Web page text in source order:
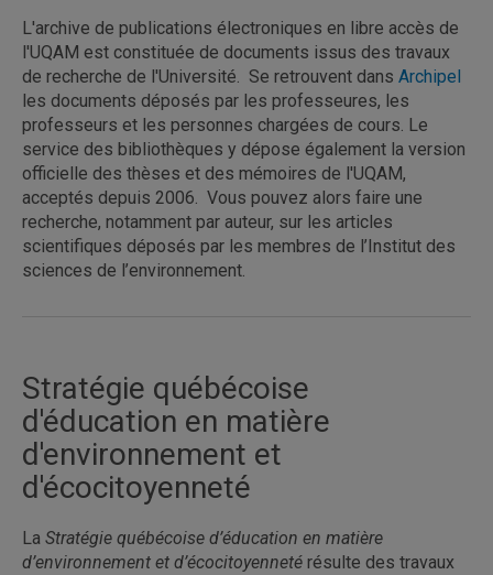
L'archive de publications électroniques en libre accès de
l'UQAM est constituée de documents issus des travaux
de recherche de l'Université. Se retrouvent dans Archipel
les documents déposés par les professeures, les
professeurs et les personnes chargées de cours. Le
service des bibliothèques y dépose également la version
officielle des thèses et des mémoires de l'UQAM,
acceptés depuis 2006. Vous pouvez alors faire une
recherche, notamment par auteur, sur les articles
scientifiques déposés par les membres de l’Institut des
sciences de l’environnement.
Stratégie québécoise
d'éducation en matière
d'environnement et
d'écocitoyenneté
La Stratégie québécoise d’éducation en matière
d’environnement et d’écocitoyenneté résulte des travaux